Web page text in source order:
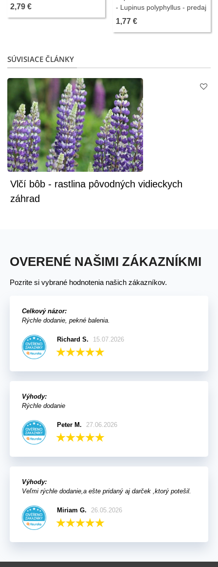
polyphyllus - predaj semien -
2,79 €
- Lupinus polyphyllus - predaj
semien - 20 ks
1,77 €
SÚVISIACE ČLÁNKY
Vlčí bôb - rastlina pôvodných vidieckych
záhrad
OVERENÉ NAŠIMI ZÁKAZNÍKMI
Pozrite si vybrané hodnotenia našich zákazníkov.
Celkový názor:
Rýchle dodanie, pekné balenia.
Richard S. 15.07.2026
Výhody:
Rýchle dodanie
Peter M. 27.06.2026
Výhody:
Veľmi rýchle dodanie,a ešte pridaný aj darček ,ktorý potešil.
Miriam G. 26.05.2026